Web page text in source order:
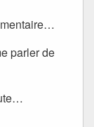
parler de